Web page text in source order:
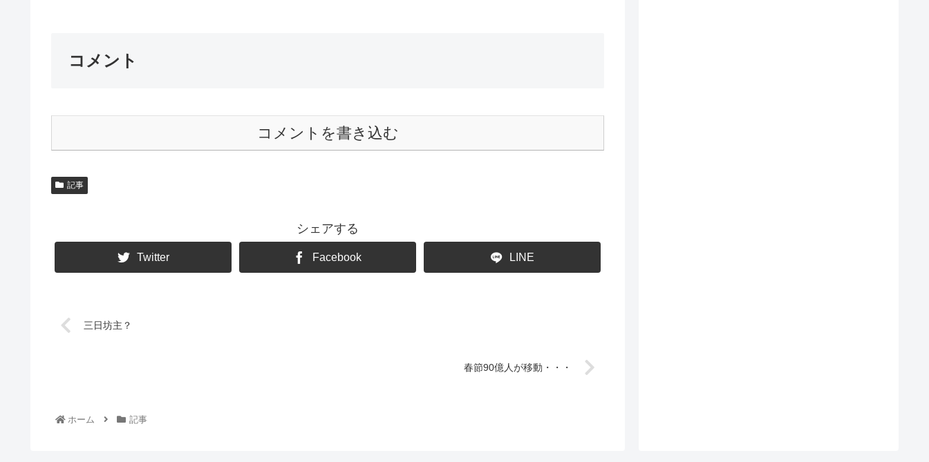
コメント
コメントを書き込む
記事
シェアする
Twitter Facebook LINE
三日坊主？
春節90億人が移動・・・
ホーム 記事